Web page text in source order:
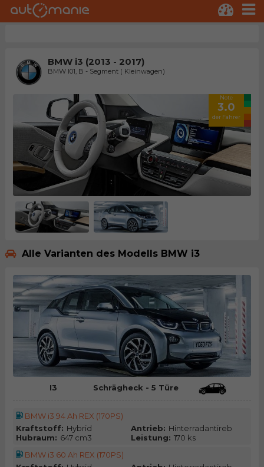
BMW i3 (2013 - 2017)
BMW I01, B - Segment ( Kleinwagen)
Note
3.0
der Fahrer
Alle Varianten des Modells BMW i3
I3 Schrägheck - 5 Türe
BMW i3 94 Ah REX (170PS)
Kraftstoff: Hybrid Antrieb: Hinterradantireb
Hubraum: 647 cm3 Leistung: 170 ks
BMW i3 60 Ah REX (170PS)